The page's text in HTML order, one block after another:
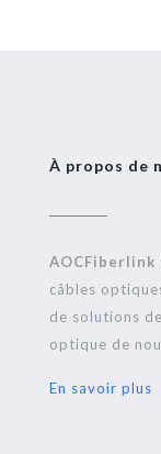
À propos de
AOCFiberlink
câbles
de solutions
optique de
En savoir plus